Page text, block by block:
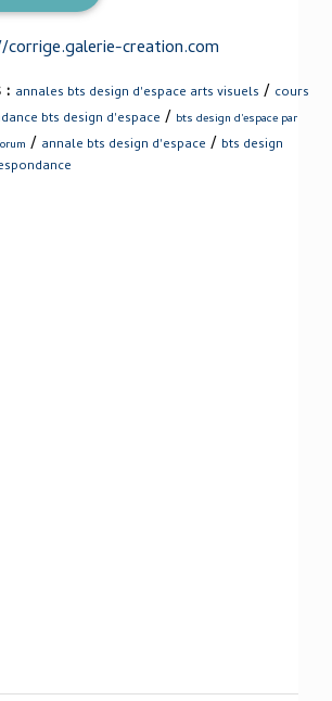
creation.com
: annales bts design d'espace arts visuels / cours
bts design d'espace / bts design d'espace par
/ annale bts design d'espace / bts design